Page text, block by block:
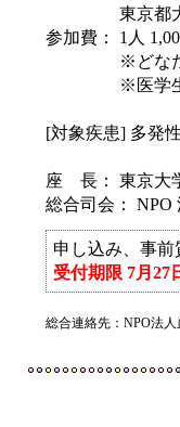
東京都
参加費： 1人
※どな
※医学
[対象疾患] 多発
座 長： 東京大
総合司会：
申し込み、事前
受付期限 7月27
総合連絡先：NPO法人